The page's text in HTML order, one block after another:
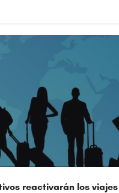
reactivarán los